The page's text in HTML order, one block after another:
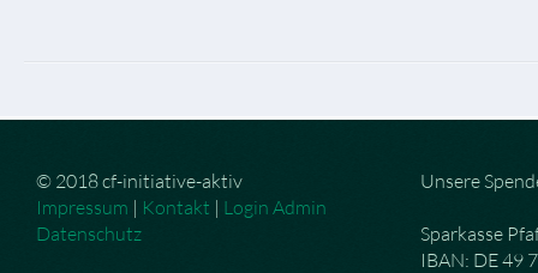
© 2018 cf-initiative-aktiv
Impressum | Kontakt | Login Admin
Datenschutz
Unsere
Sparkasse
IBAN: DE 49